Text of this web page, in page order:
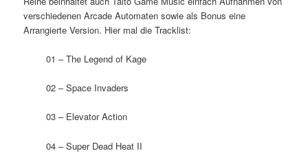
verschiedenen Arcade Automaten sowie als Bonus eine
Arrangierte Version. Hier mal die Tracklist:
01 – The Legend of Kage
02 – Space Invaders
03 – Elevator Action
04 – Super Dead Heat II